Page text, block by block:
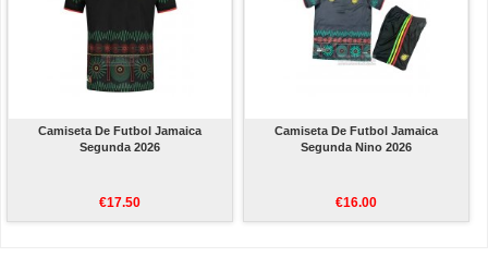
Camiseta De Futbol Jamaica
Segunda 2026
€17.50
Camiseta De Futbol Jamaica
Segunda Nino 2026
€16.00